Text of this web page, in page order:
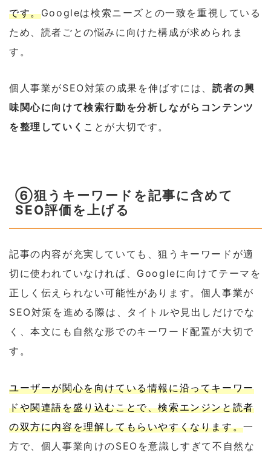
です。Googleは検索ニーズとの一致を重視している
ため、読者ごとの悩みに向けた構成が求められま
す。
個人事業がSEO対策の成果を伸ばすには、 読者の興
味関心に向けて検索行動を分析しながらコンテンツ
を整理していく ことが大切です。
⑥狙うキーワードを記事に含めて
SEO評価を上げる
記事の内容が充実していても、狙うキーワードが適
切に使われていなければ、Googleに向けてテーマを
正しく伝えられない可能性があります。個人事業が
SEO対策を進める際は、タイトルや見出しだけでな
く、本文にも自然な形でのキーワード配置が大切で
す。
ユーザーが関心を向けている情報に沿ってキーワー
ドや関連語を盛り込むことで、検索エンジンと読者
の双方に内容を理解してもらいやすくなります。一
方で、個人事業向けのSEOを意識しすぎて不自然な